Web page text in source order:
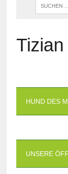
Tizian
HUND DES
UNSERE